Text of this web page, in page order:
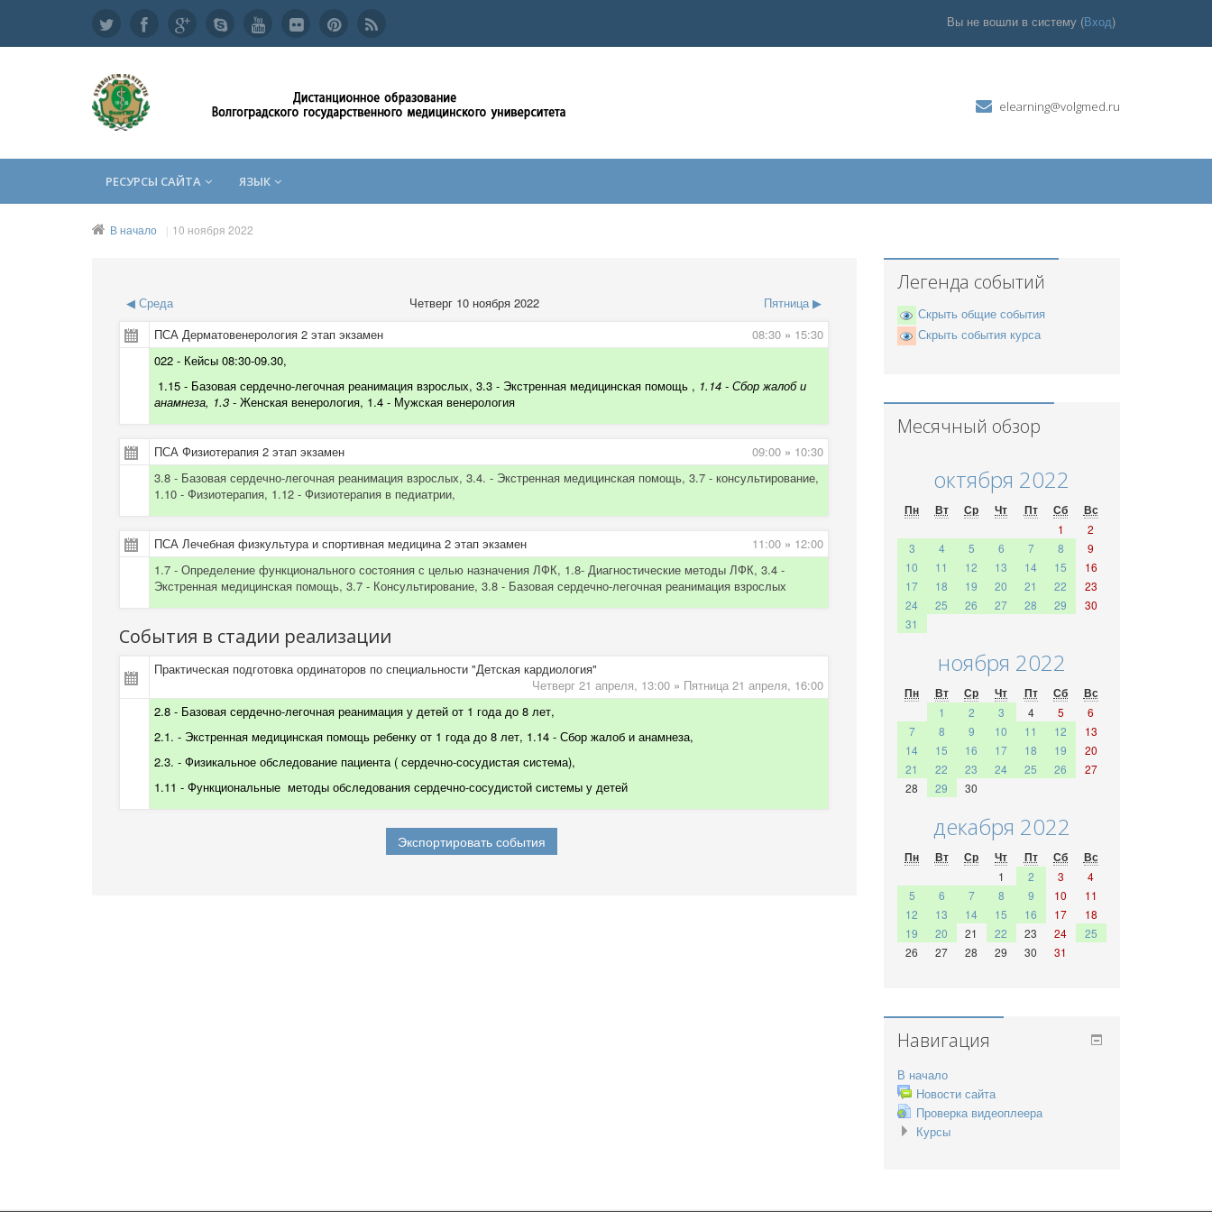
Вы не вошли в систему (Вход)
elearning@volgmed.ru
РЕСУРСЫ САЙТА ЯЗЫК
В начало 10 ноября 2022
◀ Среда Четверг 10 ноября 2022 Пятница ▶
ПСА Дерматовенерология 2 этап экзамен
08:30 » 15:30
022 - Кейсы 08:30-09.30,
1.15 - Базовая сердечно-легочная реанимация взрослых, 3.3 - Экстренная медицинская помощь , 1.14 - Сбор жалоб и
анамнеза, 1.3 - Женская венерология, 1.4 - Мужская венерология
ПСА Физиотерапия 2 этап экзамен 09:00 » 10:30
3.8 - Базовая сердечно-легочная реанимация взрослых, 3.4. - Экстренная медицинская помощь, 3.7 - консультирование,
1.10 - Физиотерапия, 1.12 - Физиотерапия в педиатрии,
ПСА Лечебная физкультура и спортивная медицина 2 этап экзамен 11:00 » 12:00
1.7 - Определение функционального состояния с целью назначения ЛФК, 1.8- Диагностические методы ЛФК, 3.4 -
Экстренная медицинская помощь, 3.7 - Консультирование, 3.8 - Базовая сердечно-легочная реанимация взрослых
События в стадии реализации
Практическая подготовка ординаторов по специальности "Детская кардиология"
Четверг 21 апреля, 13:00 » Пятница 21 апреля, 16:00
2.8 - Базовая сердечно-легочная реанимация у детей от 1 года до 8 лет,
2.1. - Экстренная медицинская помощь ребенку от 1 года до 8 лет, 1.14 - Сбор жалоб и анамнеза,
2.3. - Физикальное обследование пациента ( сердечно-сосудистая система),
1.11 - Функциональные методы обследования сердечно-сосудистой системы у детей
Легенда событий
Скрыть общие события
Скрыть события курса
Месячный обзор
октября 2022
Пн Вт Ср Чт Пт Сб Вс
1
2
3
4 5 6 7 8
9
10
11 12 13 14 15
16
17
18 19 20 21 22
23
24
25 26 27 28 29
30
31
ноября 2022
Пн Вт Ср Чт Пт Сб Вс
1 2 3 4 5
6
7
8 9 10 11 12
13
14
15 16 17 18 19
20
21
22 23 24 25 26
27
28
29 30
декабря 2022
Пн Вт Ср Чт Пт Сб Вс
1 2 3
4
5
6 7 8 9 10
11
12
13 14 15 16 17
18
19
20 21 22 23 24
25
26
27 28 29 30 31
Навигация
В начало
Новости сайта
Проверка видеоплеера
Курсы